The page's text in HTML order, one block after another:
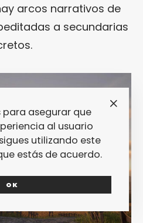
arcos narrativos de
a secundarias
asegurar que
al usuario
utilizando este
estás de acuerdo.
OK